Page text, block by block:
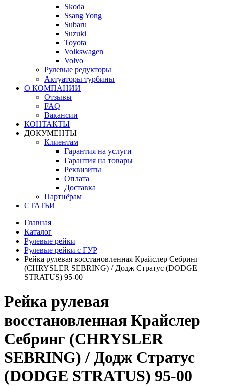
Skoda
Ssang Yong
Subaru
Suzuki
Toyota
Volkswagen
Volvo
Рулевые редукторы
Актуаторы турбины
О КОМПАНИИ
Отзывы
FAQ
Вакансии
КОНТАКТЫ
ДОКУМЕНТЫ
Клиентам
Гарантия на услуги
Гарантия на товары
Реквизиты
Оплата
Доставка
Партнёрам
СТАТЬИ
Главная
Каталог
Рулевые рейки
Рулевые рейки с ГУР
Рейка рулевая восстановленная Крайслер Себринг
(CHRYSLER SEBRING) / Додж Стратус (DODGE
STRATUS) 95-00
Рейка рулевая
восстановленная Крайслер
Себринг (CHRYSLER
SEBRING) / Додж Стратус
(DODGE STRATUS) 95-00